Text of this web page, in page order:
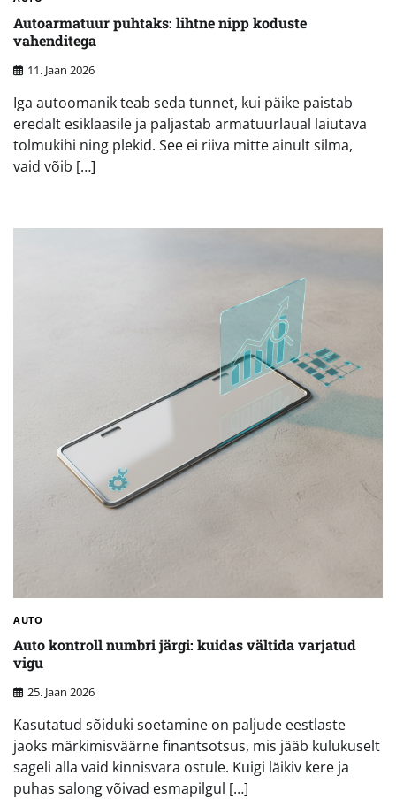
Autoarmatuur puhtaks: lihtne nipp koduste
vahenditega
11. Jaan 2026
Iga autoomanik teab seda tunnet, kui päike paistab
eredalt esiklaasile ja paljastab armatuurlaual laiutava
tolmukihi ning plekid. See ei riiva mitte ainult silma,
vaid võib […]
AUTO
Auto kontroll numbri järgi: kuidas vältida varjatud
vigu
25. Jaan 2026
Kasutatud sõiduki soetamine on paljude eestlaste
jaoks märkimisväärne finantsotsus, mis jääb kulukuselt
sageli alla vaid kinnisvara ostule. Kuigi läikiv kere ja
puhas salong võivad esmapilgul […]